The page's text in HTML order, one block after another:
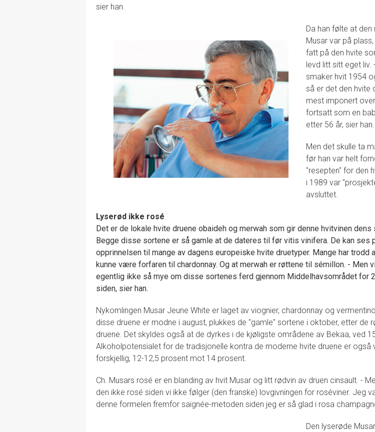
sier han.
Da han følte at den
Musar var på
fatt på den hvite
levd litt sitt eget liv.
smaker hvit 1954
så er det den hvite
mest imponert
fortsatt som en
etter 56 år, sier han.
Men det skulle ta
før han var helt
"resepten" for den
i 1989 var
avsluttet.
Lyserød ikke rosé
Det er de lokale hvite druene obaideh og merwah som gir denne hvitvinen
Begge disse sortene er så gamle at de dateres til før vitis vinifera. De kan ses
opprinnelsen til mange av dagens europeiske hvite druetyper. Mange har trodd
kunne være forfaren til chardonnay. Og at merwah er røttene til sémillon. - Men
egentlig ikke så mye om disse sortenes ferd gjennom Middelhavsområdet for
siden, sier han.
Nykomlingen Musar Jeune White er laget av viognier, chardonnay og
disse druene er modne i august, plukkes de "gamle" sortene i oktober, etter de
druene. Det skyldes også at de dyrkes i de kjøligste områdene av Bekaa, ved
Alkoholpotensialet for de tradisjonelle kontra de moderne hvite druene er også
forskjellig, 12-12,5 prosent mot 14 prosent.
Ch. Musars rosé er en blanding av hvit Musar og litt rødvin av druen cinsault. -
den ikke rosé siden vi ikke følger (den franske) lovgivningen for roséviner. Jeg
denne formelen fremfor saignée-metoden siden jeg er så glad i rosa
Den lyserøde Musar